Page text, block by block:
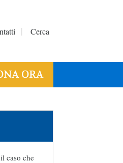
Cerca
ORA
caso che